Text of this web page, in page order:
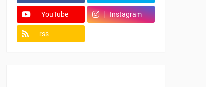
YouTube Instagram
rss